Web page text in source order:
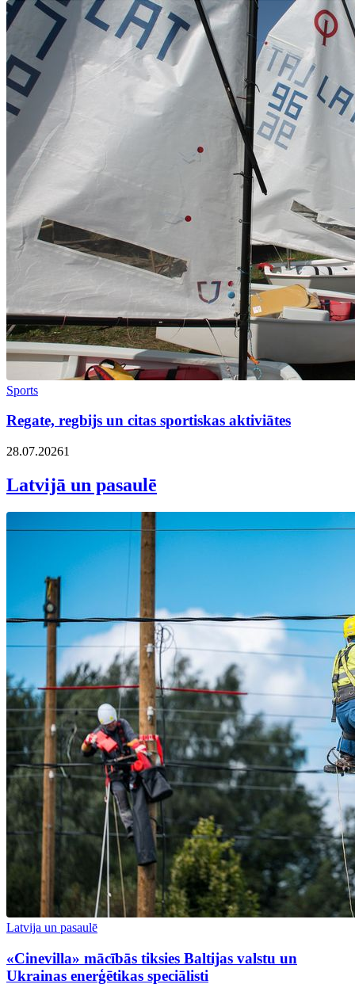
Sports
Regate, regbijs un citas sportiskas aktiviātes
28.07.20261
Latvijā un pasaulē
Latvija un pasaulē
«Cinevilla» mācībās tiksies Baltijas valstu un
Ukrainas enerģētikas speciālisti